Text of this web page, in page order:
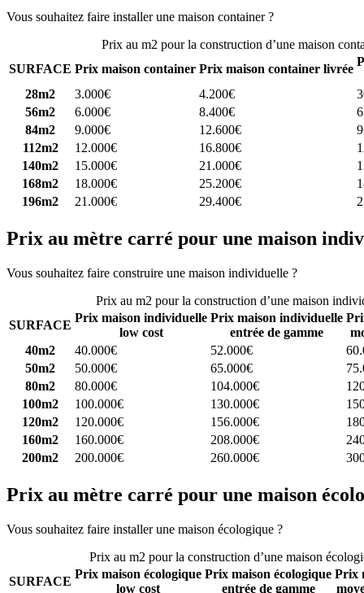
Vous souhaitez faire installer une maison container ?
Prix au m2 pour la construction d’une maison
SURFACE Prix maison container Prix maison container livrée
28m2
3.000€ 4.200€
56m2
6.000€ 8.400€
84m2
9.000€ 12.600€
112m2
12.000€ 16.800€
140m2
15.000€ 21.000€
168m2
18.000€ 25.200€
196m2
21.000€ 29.400€
Prix au mètre carré pour une maison
Vous souhaitez faire construire une maison individuelle ?
Prix au m2 pour la construction d’une maison
SURFACE
Prix maison individuelle
low cost
Prix maison individuelle
entrée de gamme
40m2
40.000€ 52.000€
50m2
50.000€ 65.000€
80m2
80.000€ 104.000€
100m2
100.000€ 130.000€
120m2
120.000€ 156.000€
160m2
160.000€ 208.000€
200m2
200.000€ 260.000€
Prix au mètre carré pour une maison
Vous souhaitez faire installer une maison écologique ?
Prix au m2 pour la construction d’une maison
SURFACE
Prix maison écologique
low cost
Prix maison écologique
entrée de gamme
Prix